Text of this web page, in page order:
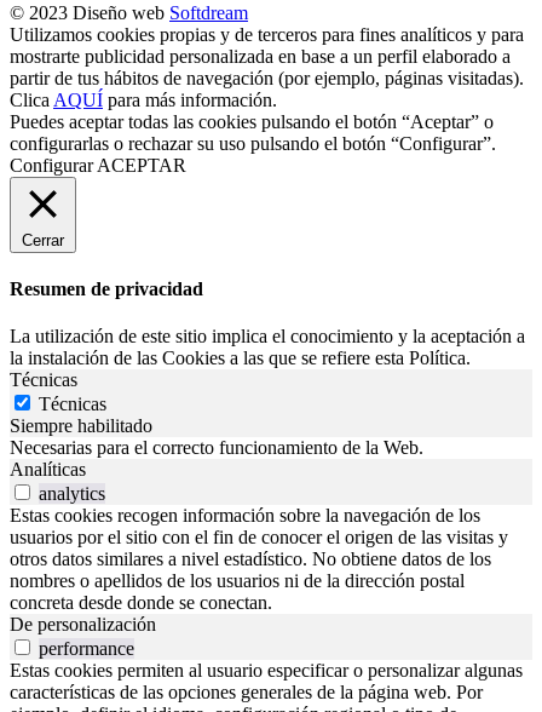
© 2023 Diseño web Softdream
Utilizamos cookies propias y de terceros para fines analíticos y para
mostrarte publicidad personalizada en base a un perfil elaborado a
partir de tus hábitos de navegación (por ejemplo, páginas visitadas).
Clica AQUÍ para más información.
Puedes aceptar todas las cookies pulsando el botón “Aceptar” o
configurarlas o rechazar su uso pulsando el botón “Configurar”.
Configurar ACEPTAR
Cerrar
Resumen de privacidad
La utilización de este sitio implica el conocimiento y la aceptación a
la instalación de las Cookies a las que se refiere esta Política.
Técnicas
Técnicas
Siempre habilitado
Necesarias para el correcto funcionamiento de la Web.
Analíticas
analytics
Estas cookies recogen información sobre la navegación de los
usuarios por el sitio con el fin de conocer el origen de las visitas y
otros datos similares a nivel estadístico. No obtiene datos de los
nombres o apellidos de los usuarios ni de la dirección postal
concreta desde donde se conectan.
De personalización
performance
Estas cookies permiten al usuario especificar o personalizar algunas
características de las opciones generales de la página web. Por